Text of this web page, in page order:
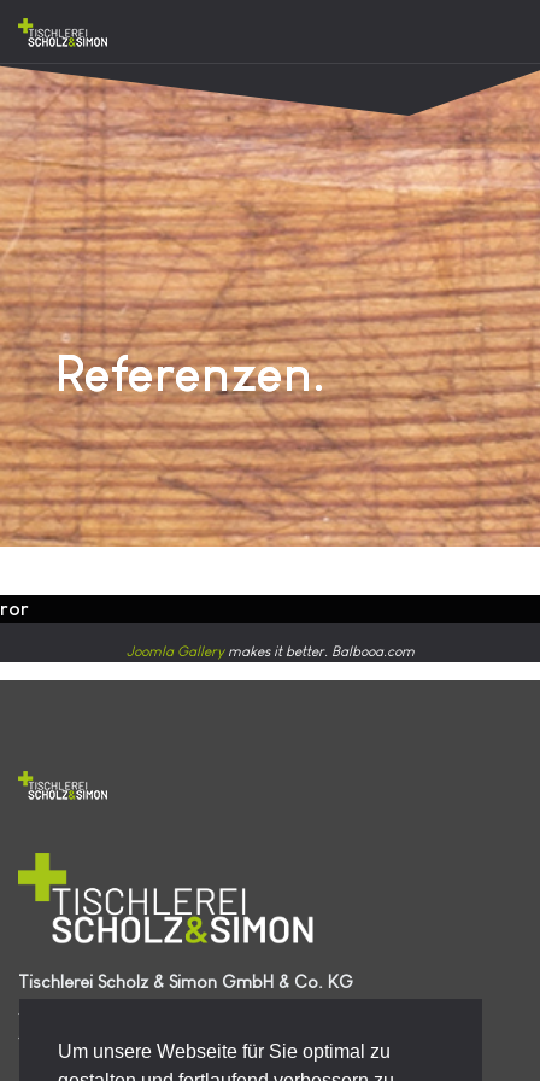
Um unsere Webseite für Sie optimal zu
Referenzen.
Joomla Gallerymakes it better. Balbooa.com
Tischlerei Scholz & Simon GmbH & Co. KG
49413 Dinklage